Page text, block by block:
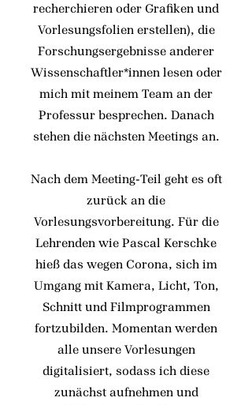
recherchieren oder Grafiken und
Vorlesungsfolien erstellen), die
Forschungsergebnisse anderer
Wissenschaftler*innen lesen oder
mich mit meinem Team an der
Professur besprechen. Danach
stehen die nächsten Meetings an.
Nach dem Meeting-Teil geht es oft
zurück an die
Vorlesungsvorbereitung. Für die
Lehrenden wie Pascal Kerschke
hieß das wegen Corona, sich im
Umgang mit Kamera, Licht, Ton,
Schnitt und Filmprogrammen
fortzubilden. Momentan werden
alle unsere Vorlesungen
digitalisiert, sodass ich diese
zunächst aufnehmen und